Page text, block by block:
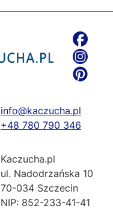
info@kaczucha.pl
+48 780 790 346
Kaczucha.pl
ul. Nadodrzańska 10
70-034 Szczecin
NIP: 852-233-41-41